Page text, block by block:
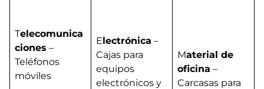
Telecomunica
ciones –
Teléfonos
móviles
Electrónica –
Cajas para
equipos
electrónicos y
Material de
oficina –
Carcasas para